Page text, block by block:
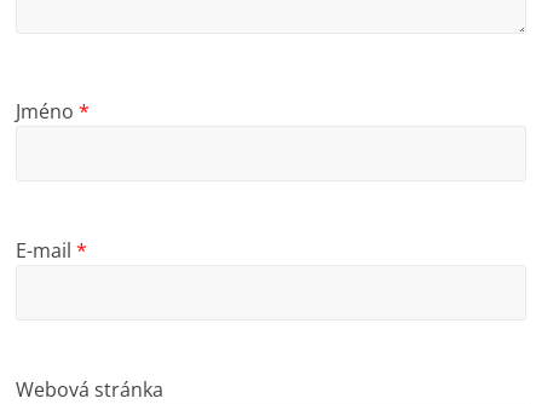
Jméno*
E-mail*
Webová stránka